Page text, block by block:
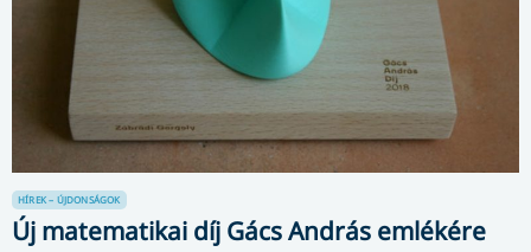
HÍREK – ÚJDONSÁGOK
Új matematikai díj Gács András emlékére